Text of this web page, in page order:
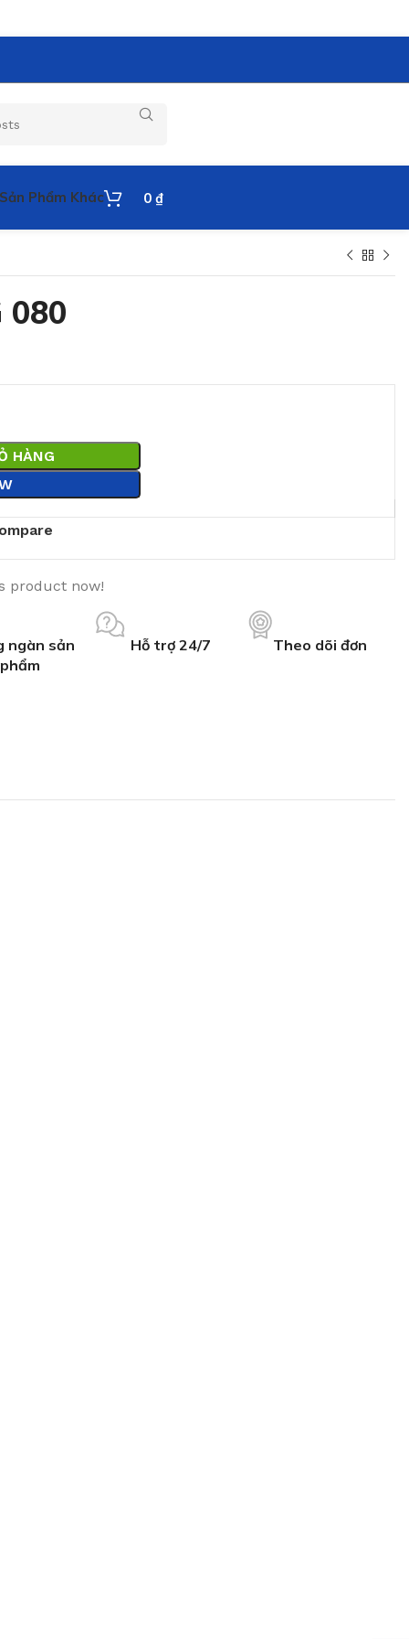
Sản Phẩm Khác 0 ₫
080
HÀNG
product now!
ngàn sản
phẩm
Hỗ trợ 24/7 Theo dõi đơn